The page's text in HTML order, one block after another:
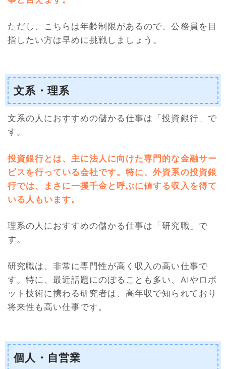
ただし、こちらは年齢制限があるので、公務員を目
指したい方は早めに挑戦しましょう。
文系・理系
文系の人におすすめの儲かる仕事は「投資銀行」で
す。
投資銀行とは、主に法人に向けた専門的な金融サー
ビスを行っている会社です。特に、外資系の投資銀
行では、まさに一攫千金と呼ぶに値する収入を得て
いる人もいます。
理系の人におすすめの儲かる仕事は「研究職」で
す。
研究職は、非常に専門性が高く収入の高い仕事で
す。特に、最近話題にのぼることも多い、AIやロボ
ット技術に携わる研究者は、高年収で知られており
将来性も高い仕事です。
個人・自営業